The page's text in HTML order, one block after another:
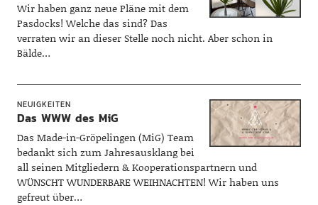
Wir haben ganz neue Pläne mit dem
Pasdocks! Welche das sind? Das
verraten wir an dieser Stelle noch nicht. Aber schon in
Bälde…
NEUIGKEITEN
Das WWW des MiG
Das Made-in-Gröpelingen (MiG) Team
bedankt sich zum Jahresausklang bei
all seinen Mitgliedern & Kooperationspartnern und
WÜNSCHT WUNDERBARE WEIHNACHTEN! Wir haben uns
gefreut über…